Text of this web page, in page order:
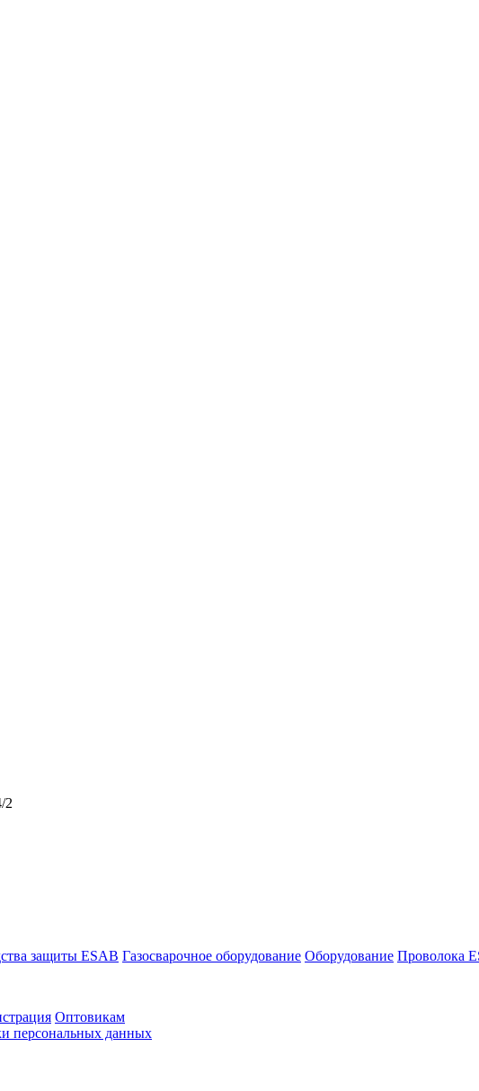
2
защиты ESAB Газосварочное оборудование Оборудование Проволока
Оптовикам
персональных данных